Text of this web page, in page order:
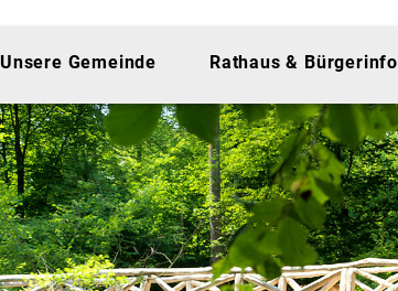
Unsere Gemeinde Rathaus & Bürgerinfo